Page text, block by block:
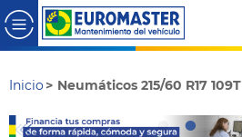
Inicio Neumáticos 215/60 R17 109T